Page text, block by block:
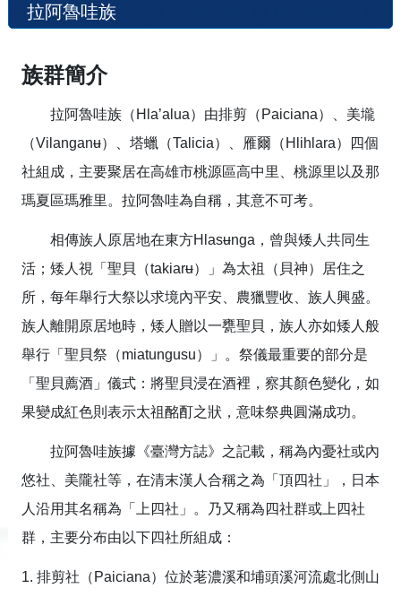
拉阿魯哇族
族群簡介
拉阿魯哇族（Hla’alua）由排剪（Paiciana）、美壠
（Vilanganʉ）、塔蠟（Talicia）、雁爾（Hlihlara）四個
社組成，主要聚居在高雄市桃源區高中里、桃源里以及那
瑪夏區瑪雅里。拉阿魯哇為自稱，其意不可考。
相傳族人原居地在東方Hlasʉnga，曾與矮人共同生
活；矮人視「聖貝（takiarʉ）」為太祖（貝神）居住之
所，每年舉行大祭以求境內平安、農獵豐收、族人興盛。
族人離開原居地時，矮人贈以一甕聖貝，族人亦如矮人般
舉行「聖貝祭（miatungusu）」。祭儀最重要的部分是
「聖貝薦酒」儀式：將聖貝浸在酒裡，察其顏色變化，如
果變成紅色則表示太祖酩酊之狀，意味祭典圓滿成功。
拉阿魯哇族據《臺灣方誌》之記載，稱為內憂社或內
悠社、美隴社等，在清末漢人合稱之為「頂四社」，日本
人沿用其名稱為「上四社」。乃又稱為四社群或上四社
群，主要分布由以下四社所組成：
1. 排剪社（Paiciana）位於荖濃溪和埔頭溪河流處北側山